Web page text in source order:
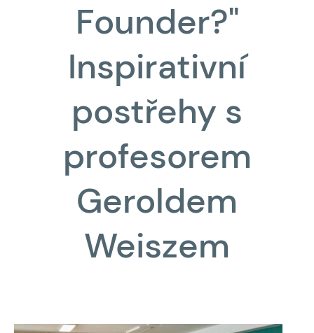
Founder?"
Inspirativní
postřehy s
profesorem
Geroldem
Weiszem